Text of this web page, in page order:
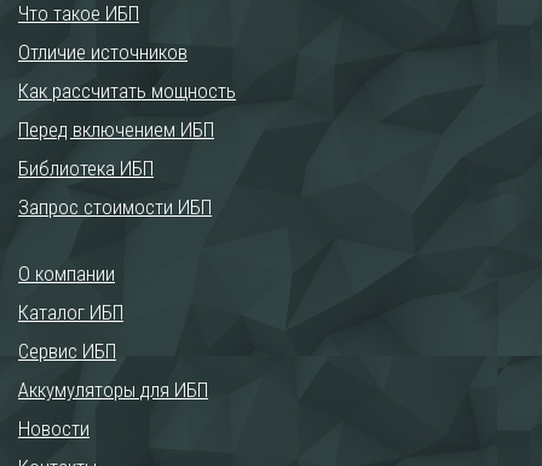
Что такое ИБП
Отличие источников
Как рассчитать мощность
Перед включением ИБП
Библиотека ИБП
Запрос стоимости ИБП
О компании
Каталог ИБП
Сервис ИБП
Аккумуляторы для ИБП
Новости